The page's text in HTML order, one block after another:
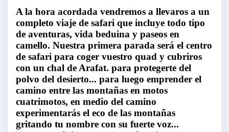
A la hora acordada vendremos a llevaros a un
completo viaje de safari que incluye todo tipo
de aventuras, vida beduina y paseos en
camello. Nuestra primera parada será el centro
de safari para coger vuestro quad y cubriros
con un chal de Arafat. para protegerte del
polvo del desierto... para luego emprender el
camino entre las montañas en motos
cuatrimotos, en medio del camino
experimentarás el eco de las montañas
gritando tu nombre con su fuerte voz...